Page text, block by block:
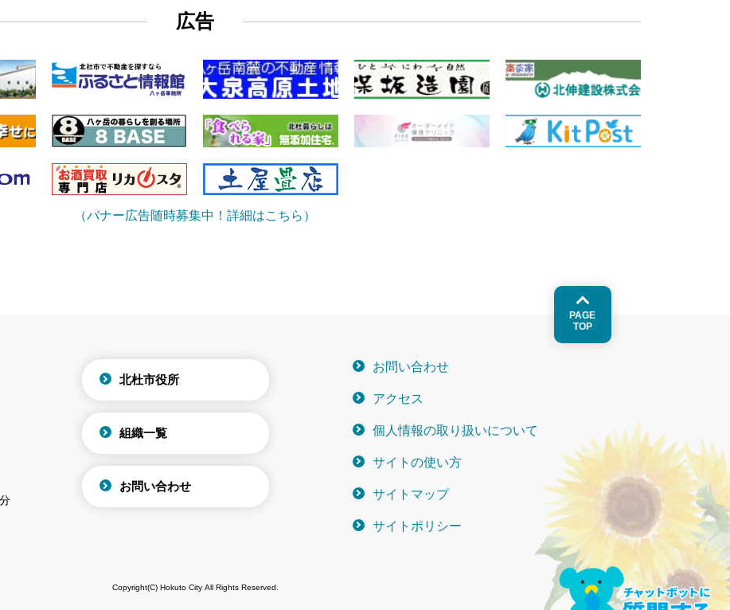
広告
（バナー広告随時募集中！詳細はこちら）
PAGE
TOP
北杜市役所
組織一覧
お問い合わせ
お問い合わせ
アクセス
個人情報の取り扱いについて
サイトの使い方
サイトマップ
サイトポリシー
Copyright(C) Hokuto City All Rights Reserved.